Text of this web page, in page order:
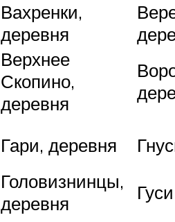
Вахренки,
деревня
Верхнее
Скопино,
деревня
Гари, деревня
Головизнинцы,
деревня